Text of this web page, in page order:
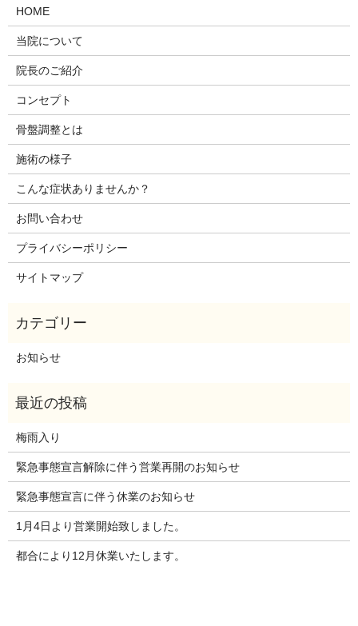
HOME
当院について
院長のご紹介
コンセプト
骨盤調整とは
施術の様子
こんな症状ありませんか？
お問い合わせ
プライバシーポリシー
サイトマップ
お知らせ
梅雨入り
緊急事態宣言解除に伴う営業再開のお知らせ
緊急事態宣言に伴う休業のお知らせ
1月4日より営業開始致しました。
都合により12月休業いたします。